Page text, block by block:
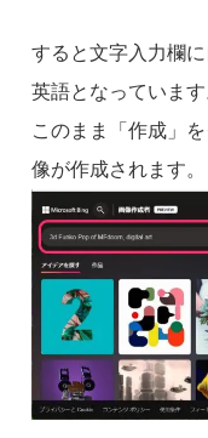
すると文字入力欄
英語となっています
このまま「作成」
像が作成されます。